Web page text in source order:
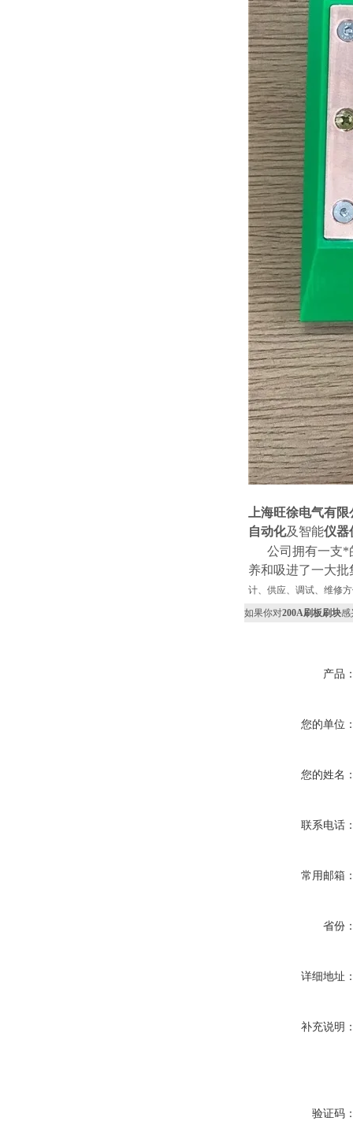
上海旺徐电气有限
自动化及智能仪器
公司拥有一支*
养和吸进了一大
计、供应、调试、维修
如果你对200A刷板刷块感
产品
您的单位
您的姓名
联系电话
常用邮箱
省份
详细地址
补充说明
验证码